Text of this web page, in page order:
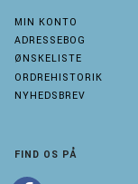
MIN KONTO
ADRESSEBOG
ØNSKELISTE
ORDREHISTORIK
NYHEDSBREV
FIND OS PÅ